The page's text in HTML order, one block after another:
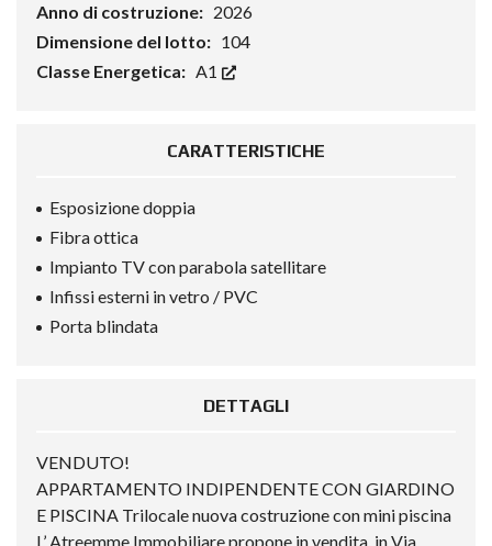
Anno di costruzione: 2026
Dimensione del lotto: 104
Classe Energetica: A1
CARATTERISTICHE
Esposizione doppia
Fibra ottica
Impianto TV con parabola satellitare
Infissi esterni in vetro / PVC
Porta blindata
DETTAGLI
VENDUTO!
APPARTAMENTO INDIPENDENTE CON GIARDINO
E PISCINA Trilocale nuova costruzione con mini piscina
L’ Atreemme Immobiliare propone in vendita, in Via